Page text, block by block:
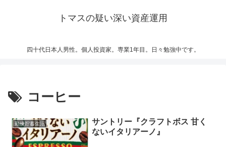
トマスの疑い深い資産運用
四十代日本人男性。個人投資家。専業1年目。日々勉強中です。
コーヒー
勤倹貯蓄生活
サントリー『クラフトボス 甘く
ないイタリアーノ』